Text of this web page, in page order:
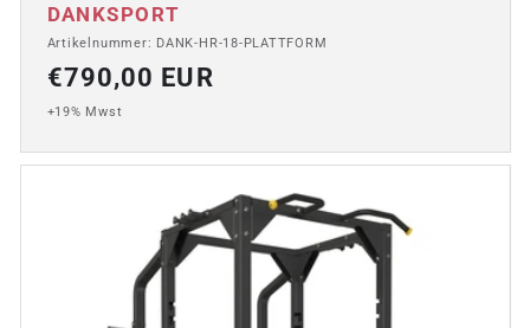
Anbieter:
DANKSPORT
Artikelnummer: DANK-HR-18-PLATTFORM
Normaler
Preis
€790,00 EUR
+19% Mwst